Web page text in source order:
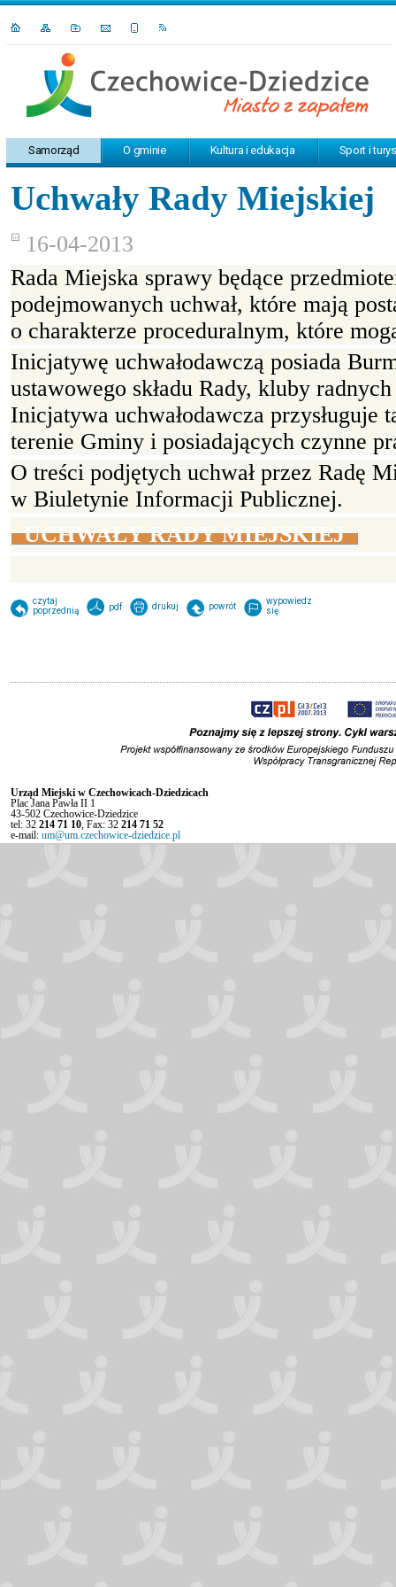
Samorząd O gminie Kultura i edukacja Sport i
Uchwały Rady Miejskiej
16-04-2013
Rada Miejska sprawy będące
podejmowanych uchwał, które mają
o charakterze proceduralnym, które
Inicjatywę uchwałodawczą posiada
ustawowego składu Rady, kluby
Inicjatywa uchwałodawcza przysługuje
terenie Gminy i posiadających czynne
O treści podjętych uchwał przez Radę
w Biuletynie Informacji Publicznej.
UCHWAŁY RADY MIEJSKIEJ
czytaj
poprzednią
pdf drukuj powrót
wypowiedz
się
Urząd Miejski w Czechowicach-Dziedzicach
Plac Jana Pawła II 1
43-502 Czechowice-Dziedzice
tel: 32 214 71 10, Fax: 32 214 71 52
e-mail: um@um.czechowice-dziedzice.pl